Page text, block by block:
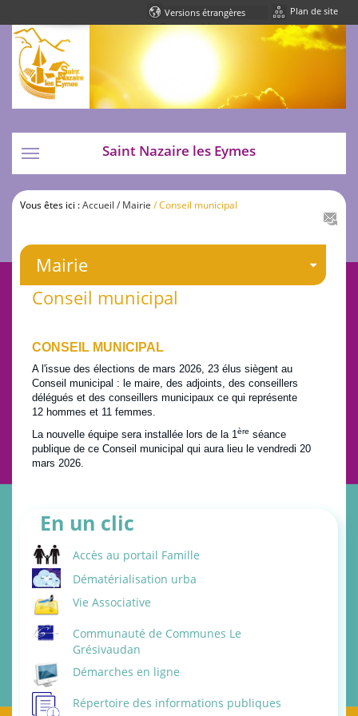
Plan de site
Powered by
Translate
Toggle
navigation
Saint Nazaire les Eymes
Vous êtes ici :Accueil / Mairie / Conseil municipal
Mairie
Conseil municipal
CONSEIL MUNICIPAL
A l'issue des élections de mars 2026, 23 élus siègent au
Conseil municipal : le maire, des adjoints, des conseillers
délégués et des conseillers municipaux ce qui représente
12 hommes et 11 femmes.
La nouvelle équipe sera installée lors de la 1ère séance
publique de ce Conseil municipal qui aura lieu le vendredi 20
mars 2026.
En un clic
Accès au portail Famille
Dématérialisation urba
Vie Associative
Communauté de Communes Le
Grésivaudan
Démarches en ligne
Répertoire des informations publiques